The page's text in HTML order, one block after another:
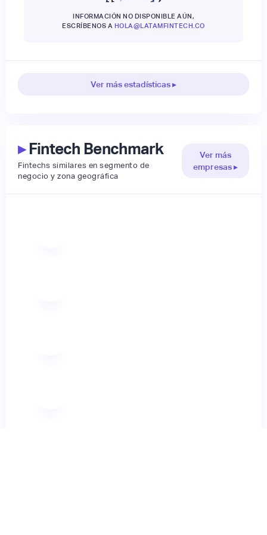
INFORMACIÓN NO DISPONIBLE AÚN,
ESCRÍBENOS A HOLA@LATAMFINTECH.CO
Ver más estadísticas ▸
▸Fintech Benchmark
Fintechs similares en segmento de
negocio y zona geográfica
Ver más
empresas ▸